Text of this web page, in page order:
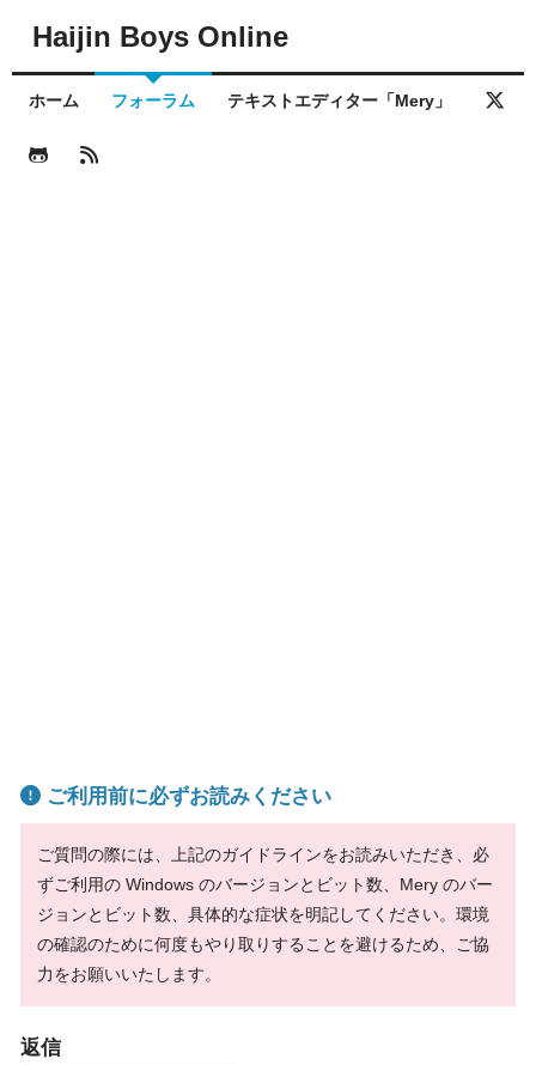
Haijin Boys Online
ホーム フォーラム テキストエディター「Mery」
ご利用前に必ずお読みください
ご質問の際には、上記のガイドラインをお読みいただき、必
ずご利用の Windows のバージョンとビット数、Mery のバー
ジョンとビット数、具体的な症状を明記してください。環境
の確認のために何度もやり取りすることを避けるため、ご協
力をお願いいたします。
返信